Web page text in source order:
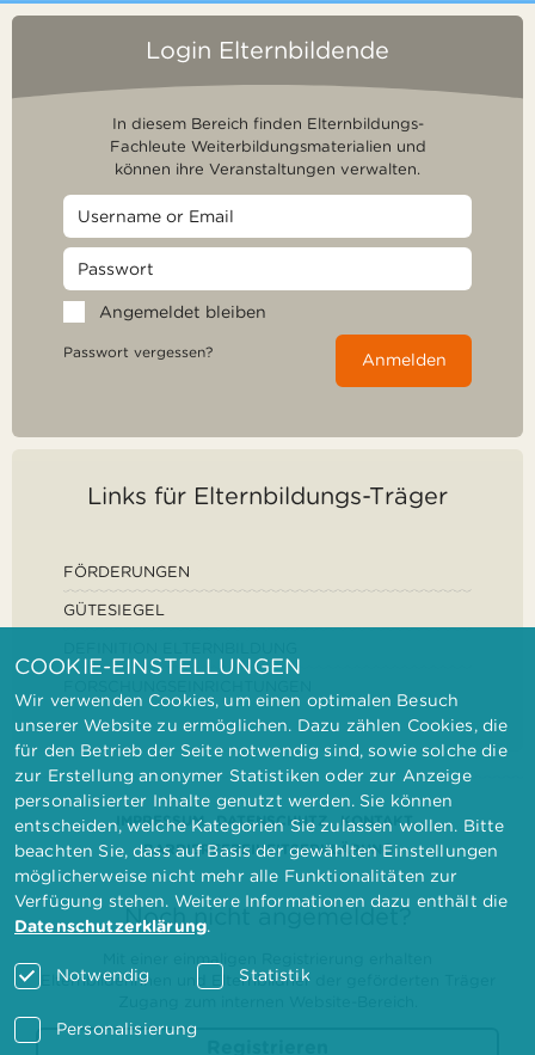
Login Elternbildende
In diesem Bereich finden Elternbildungs-
Fachleute Weiterbildungsmaterialien und
können ihre Veranstaltungen verwalten.
Angemeldet bleiben
Passwort vergessen? Anmelden
Links für Elternbildungs-Träger
FÖRDERUNGEN
GÜTESIEGEL
IMPRESSUM DATENSCHUTZ
KONTAKT
BARRIEREFREIHEITSERKLÄRUNG
Noch nicht angemeldet?
Elternbilderinnen und Elternbildner der geförderten Träger
COOKIE-EINSTELLUNGEN
Wir verwenden Cookies, um einen optimalen Besuch
unserer Website zu ermöglichen. Dazu zählen Cookies, die
für den Betrieb der Seite notwendig sind, sowie solche die
zur Erstellung anonymer Statistiken oder zur Anzeige
personalisierter Inhalte genutzt werden. Sie können
entscheiden, welche Kategorien Sie zulassen wollen. Bitte
beachten Sie, dass auf Basis der gewählten Einstellungen
möglicherweise nicht mehr alle Funktionalitäten zur
Verfügung stehen. Weitere Informationen dazu enthält die
Datenschutzerklärung.
Notwendig Statistik
Personalisierung